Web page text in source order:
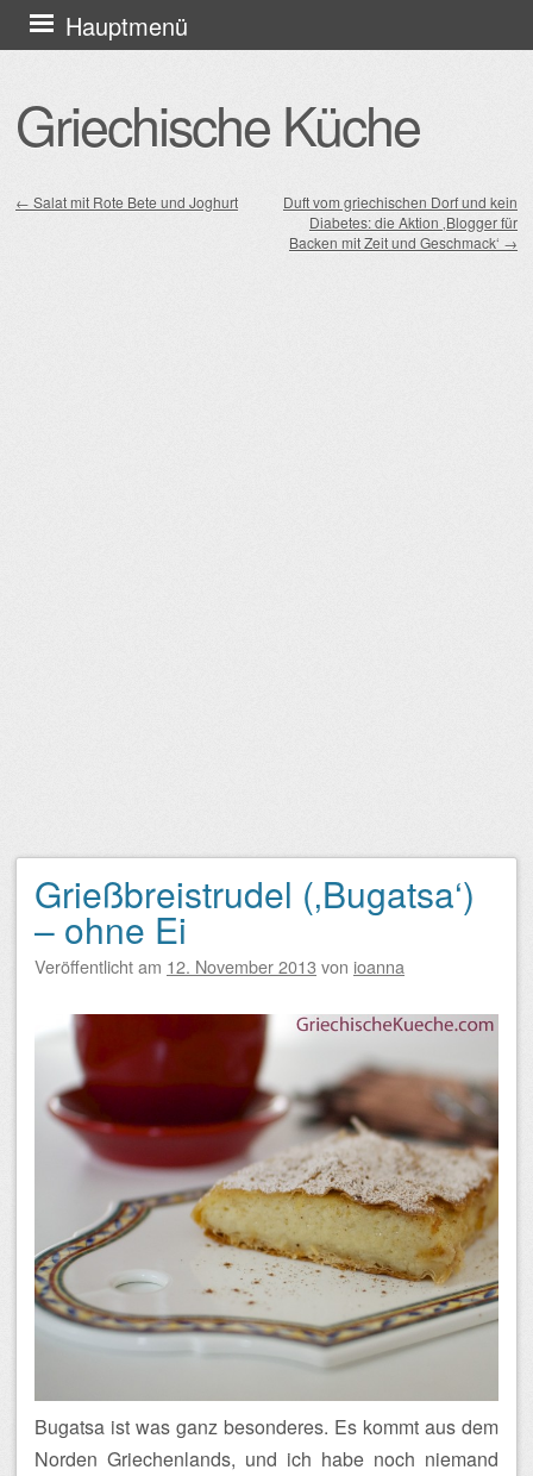
Griechische Küche
Hauptmenü
Zum
Inhalt
← Salat mit Rote Bete und Joghurt
Duft vom griechischen Dorf und kein
Diabetes: die Aktion ‚Blogger für
Backen mit Zeit und Geschmack‘ →
Grießbreistrudel (‚Bugatsa‘)
– ohne Ei
Veröffentlicht am 12. November 2013 von ioanna
Bugatsa ist was ganz besonderes. Es kommt aus dem
Norden Griechenlands, und ich habe noch niemand